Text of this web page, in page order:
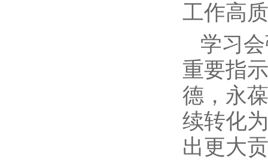
工作高
学习
重要指
德，永
续转化
出更大